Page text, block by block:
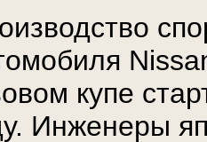
купе
Инженеры